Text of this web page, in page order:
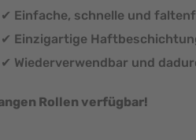
✔ Einfache, schnelle und
✔ Einzigartige
✔ Wiederverwendbar und
Rollen verfügbar!